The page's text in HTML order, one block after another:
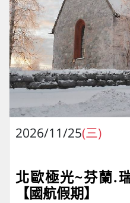
2026/11/25(三)
北歐極光~芬蘭.
【國航假期】